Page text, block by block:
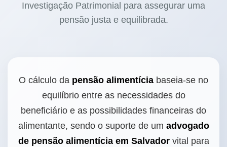
Investigação Patrimonial para assegurar uma
pensão justa e equilibrada.
O cálculo da pensão alimentícia baseia-se no
equilíbrio entre as necessidades do
beneficiário e as possibilidades financeiras do
alimentante, sendo o suporte de um advogado
de pensão alimentícia em Salvadorvital para